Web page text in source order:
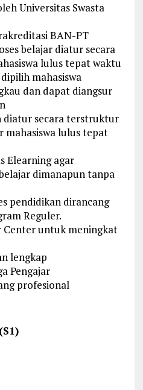
Universitas Swasta
BAN-PT
belajar diatur secara
lulus tepat waktu
mahasiswa
dan dapat diangsur
diatur secara terstruktur
mahasiswa lulus tepat
Elearning agar
dimanapun tanpa
pendidikan dirancang
Reguler.
Center untuk meningkat
lengkap
Pengajar
profesional